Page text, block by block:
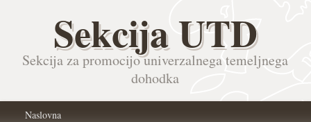
Sekcija UTD
Sekcija za promocijo univerzalnega temeljnega
dohodka
Naslovna